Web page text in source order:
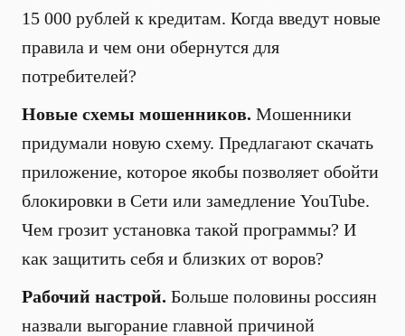
15 000 рублей к кредитам. Когда введут новые
правила и чем они обернутся для
потребителей?
Новые схемы мошенников. Мошенники
придумали новую схему. Предлагают скачать
приложение, которое якобы позволяет обойти
блокировки в Сети или замедление YouTube.
Чем грозит установка такой программы? И
как защитить себя и близких от воров?
Рабочий настрой. Больше половины россиян
назвали выгорание главной причиной